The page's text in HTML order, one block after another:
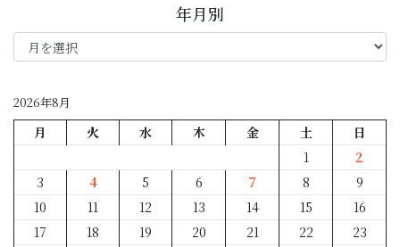
年月別
年
月
2026年8月
月 火 水 木 金 土
日
1
2
3
4 5 6 7 8
9
10
11 12 13 14 15
16
17
18 19 20 21 22
23